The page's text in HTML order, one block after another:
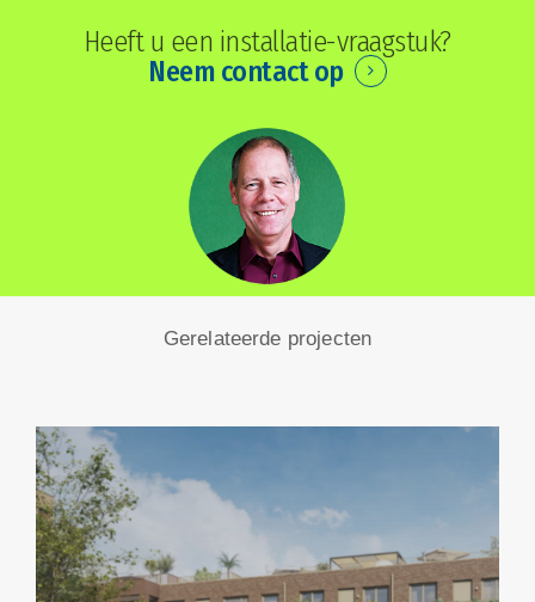
Heeft u een installatie-vraagstuk?
Neem contact op
Gerelateerde projecten